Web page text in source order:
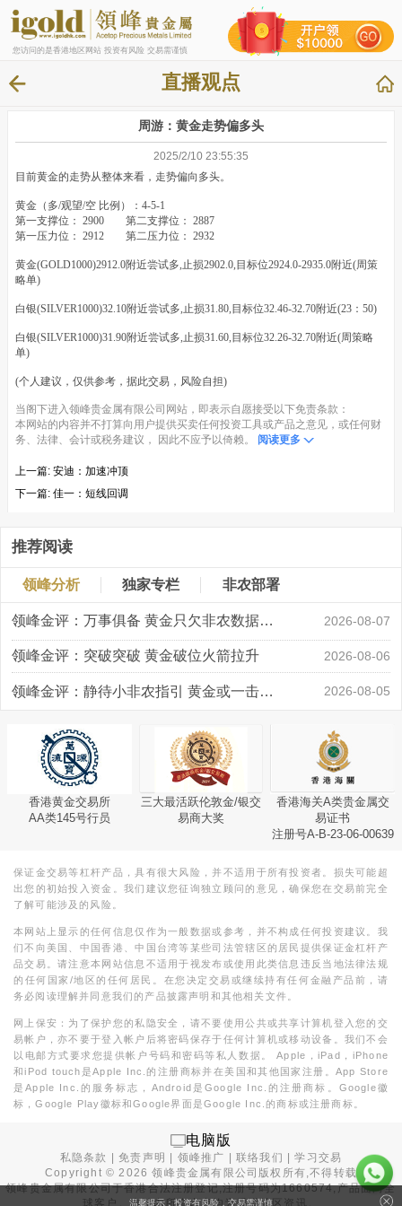
您访问的是香港地区网站 投资有风险 交易需谨慎
直播观点
周游：黄金走势偏多头
2025/2/10 23:55:35
目前黄金的走势从整体来看，走势偏向多头。
黄金（多/观望/空 比例）：4-5-1
第一支撑位： 2900 第二支撑位： 2887
第一压力位： 2912 第二压力位： 2932
黄金(GOLD1000)2912.0附近尝试多,止损2902.0,目标位2924.0-2935.0附近(周策
略单)
白银(SILVER1000)32.10附近尝试多,止损31.80,目标位32.46-32.70附近(23：50)
白银(SILVER1000)31.90附近尝试多,止损31.60,目标位32.26-32.70附近(周策略
单)
(个人建议，仅供参考，据此交易，风险自担)
当阁下进入领峰贵金属有限公司网站，即表示自愿接受以下免责条款：
本网站的内容并不打算向用户提供买卖任何投资工具或产品之意见，或任何财
务、法律、会计或税务建议， 因此不应予以倚赖。
阅读更多
上一篇: 安迪：加速冲顶
下一篇: 佳一：短线回调
推荐阅读
领峰分析 独家专栏 非农部署
领峰金评：万事俱备 黄金只欠非农数据“东风” 2026-08-07
领峰金评：突破突破 黄金破位火箭拉升 2026-08-06
领峰金评：静待小非农指引 黄金或一击破局 2026-08-05
香港黄金交易所
AA类145号行员
三大最活跃伦敦金/银交
易商大奖
香港海关A类贵金属交
易证书
注册号A-B-23-06-00639
保证金交易等杠杆产品，具有很大风险，并不适用于所有投资者。损失可能超
出您的初始投入资金。我们建议您征询独立顾问的意见，确保您在交易前完全
了解可能涉及的风险。
本网站上显示的任何信息仅作为一般数据或参考，并不构成任何投资建议。我
们不向美国、中国香港、中国台湾等某些司法管辖区的居民提供保证金杠杆产
品交易。请注意本网站信息不适用于视发布或使用此类信息违反当地法律法规
的任何国家/地区的任何居民。在您决定交易或继续持有任何金融产品前，请
务必阅读理解并同意我们的产品披露声明和其他相关文件。
网上保安：为了保护您的私隐安全，请不要使用公共或共享计算机登入您的交
易帐户，亦不要于登入帐户后将密码保存于任何计算机或移动设备。我们不会
以电邮方式要求您提供帐户号码和密码等私人数据。 Apple，iPad，iPhone
和iPod touch是Apple Inc.的注册商标并在美国和其他国家注册。App Store
是Apple Inc.的服务标志，Android是Google Inc.的注册商标。Google徽
标，Google Play徽标和Google界面是Google Inc.的商标或注册商标。
电脑版
私隐条款 |免责声明 领峰推广 |联络我们 |学习交易
Copyright ©2026 领峰贵金属有限公司版权所有,不得转载
领峰贵金属有限公司于香港合法注册登记,注册号码为1660574,产品面向全
球客户。本站内所有内容均为香港地区资讯。
温馨提示：投资有风险，交易需谨慎